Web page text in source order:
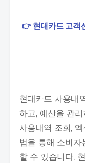
👉 현대카드 고객
현대카드 사용내
하고, 예산을 관
사용내역 조회,
법을 통해 소비
할 수 있습니다.